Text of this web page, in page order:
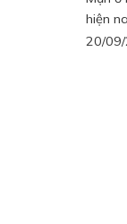
hiện
20/